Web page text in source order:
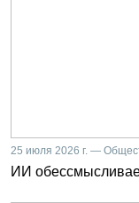
25 июля 2026 г. —
ИИ